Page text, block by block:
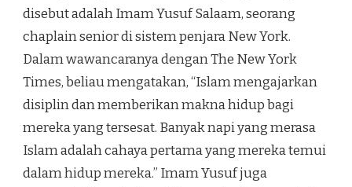
disebut adalah Imam Yusuf Salaam, seorang
chaplain senior di sistem penjara New York.
Dalam wawancaranya dengan The New York
Times, beliau mengatakan, “Islam mengajarkan
disiplin dan memberikan makna hidup bagi
mereka yang tersesat. Banyak napi yang merasa
Islam adalah cahaya pertama yang mereka temui
dalam hidup mereka.” Imam Yusuf juga